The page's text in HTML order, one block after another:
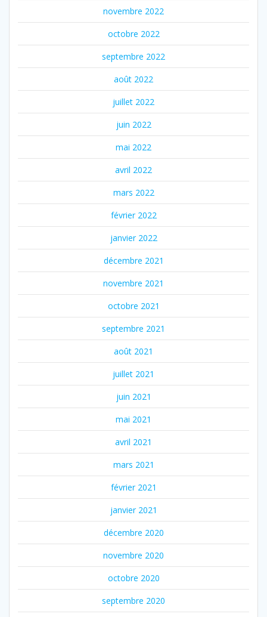
novembre 2022
octobre 2022
septembre 2022
août 2022
juillet 2022
juin 2022
mai 2022
avril 2022
mars 2022
février 2022
janvier 2022
décembre 2021
novembre 2021
octobre 2021
septembre 2021
août 2021
juillet 2021
juin 2021
mai 2021
avril 2021
mars 2021
février 2021
janvier 2021
décembre 2020
novembre 2020
octobre 2020
septembre 2020